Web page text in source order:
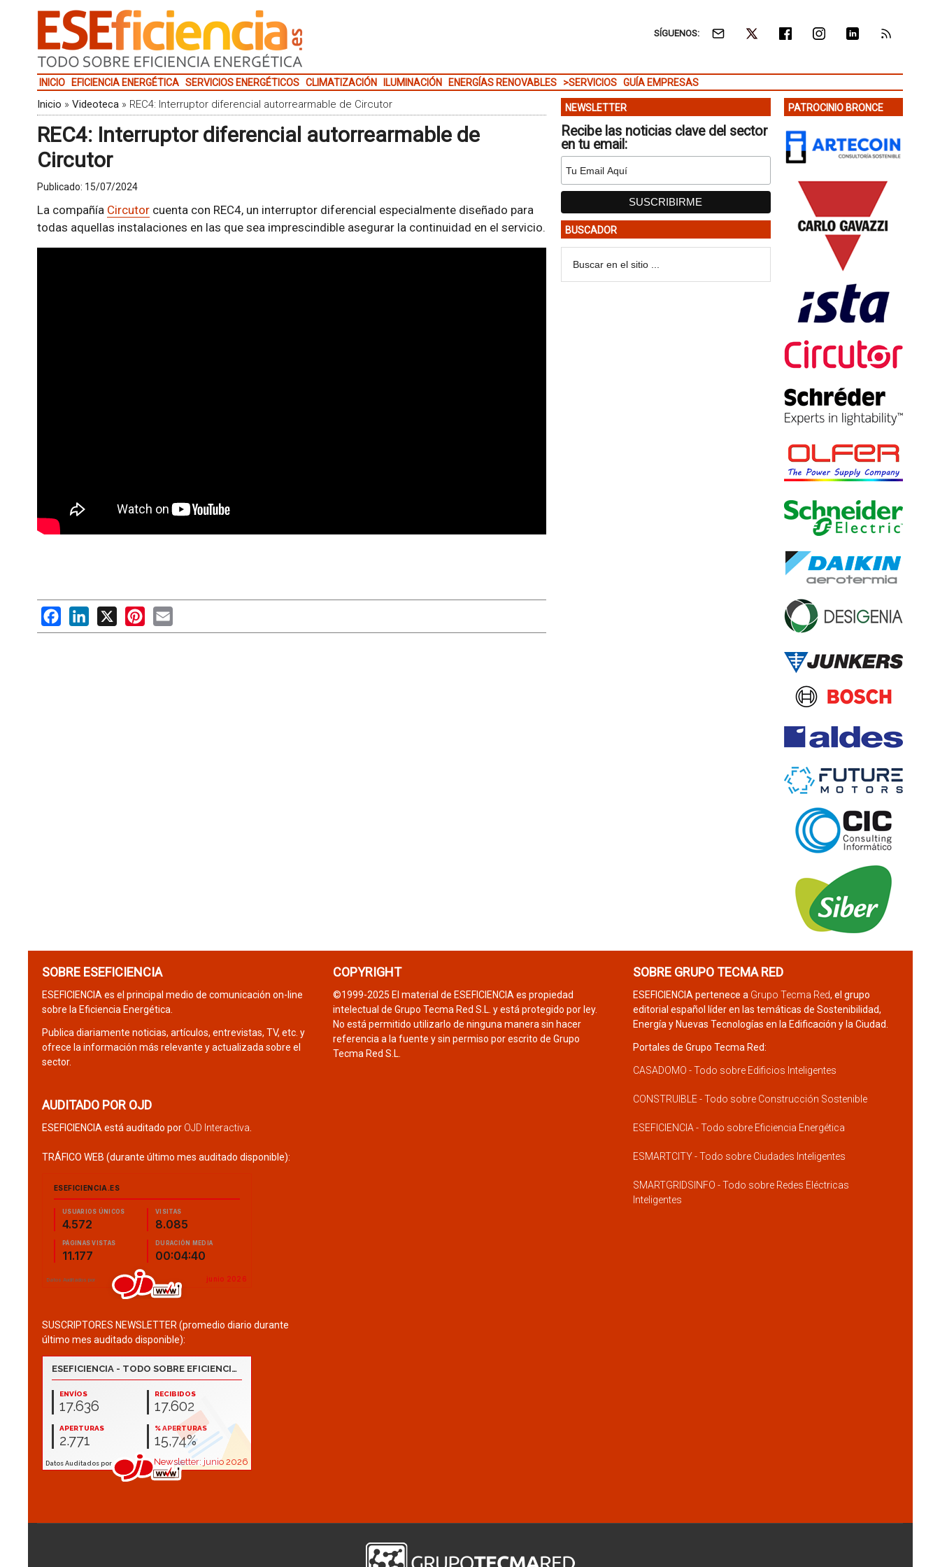
SÍGUENOS:
INICIO EFICIENCIA ENERGÉTICA SERVICIOS ENERGÉTICOS CLIMATIZACIÓN ILUMINACIÓN ENERGÍAS RENOVABLES >SERVICIOS GUÍA EMPRESAS
Inicio » Videoteca» REC4: Interruptor diferencial autorrearmable de Circutor
REC4: Interruptor diferencial autorrearmable de
Circutor
Publicado: 15/07/2024
La compañía Circutorcuenta con REC4, un interruptor diferencial especialmente diseñado para
todas aquellas instalaciones en las que sea imprescindible asegurar la continuidad en el servicio.
FacebookLinkedIn
X PinterestEmail
NEWSLETTER
Recibe las noticias clave del sector
en tu email:
BUSCADOR
PATROCINIO BRONCE
SOBRE ESEFICIENCIA
ESEFICIENCIA es el principal medio de comunicación on-line
sobre la Eficiencia Energética.
Publica diariamente noticias, artículos, entrevistas, TV, etc. y
ofrece la información más relevante y actualizada sobre el
sector.
AUDITADO POR OJD
ESEFICIENCIA está auditado por OJD Interactiva
TRÁFICO WEB (durante último mes auditado disponible):
SUSCRIPTORES NEWSLETTER (promedio diario durante
último mes auditado disponible):
COPYRIGHT
©1999-2025 El material de ESEFICIENCIA es propiedad
intelectual de Grupo Tecma Red S.L. y está protegido por ley.
No está permitido utilizarlo de ninguna manera sin hacer
referencia a la fuente y sin permiso por escrito de Grupo
Tecma Red S.L.
SOBRE GRUPO TECMA RED
ESEFICIENCIA pertenece a Grupo Tecma Red, el grupo
editorial español líder en las temáticas de Sostenibilidad,
Energía y Nuevas Tecnologías en la Edificación y la Ciudad.
Portales de Grupo Tecma Red:
CASADOMO - Todo sobre Edificios Inteligentes
CONSTRUIBLE - Todo sobre Construcción Sostenible
ESEFICIENCIA - Todo sobre Eficiencia Energética
ESMARTCITY - Todo sobre Ciudades Inteligentes
SMARTGRIDSINFO - Todo sobre Redes Eléctricas
Inteligentes